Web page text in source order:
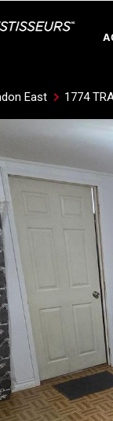
East 1774